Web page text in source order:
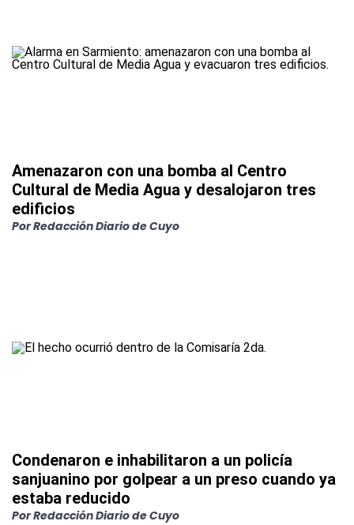
Amenazaron con una bomba al Centro
Cultural de Media Agua y desalojaron tres
edificios
PorRedacción Diario de Cuyo
Condenaron e inhabilitaron a un policía
sanjuanino por golpear a un preso cuando ya
estaba reducido
PorRedacción Diario de Cuyo